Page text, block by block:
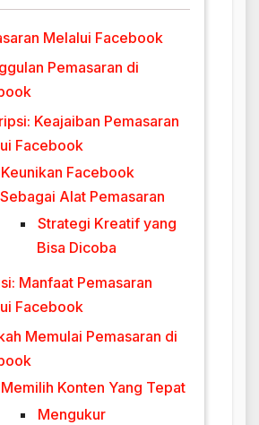
Melalui Facebook
Pemasaran di
Keajaiban Pemasaran
Facebook
Keunikan Facebook
Sebagai Alat Pemasaran
Strategi Kreatif yang
Bisa Dicoba
Manfaat Pemasaran
Facebook
Memulai Pemasaran di
Memilih Konten Yang Tepat
Mengukur